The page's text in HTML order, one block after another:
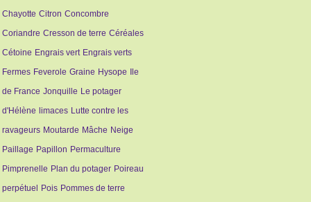
Chayotte Citron Concombre
Coriandre Cresson de terre Céréales
Cétoine Engrais vert Engrais verts
Fermes Feverole Graine Hysope
Ile
de France Jonquille Le potager
d'Hélène limaces Lutte contre les
ravageurs Moutarde Mâche Neige
Paillage Papillon Permaculture
Pimprenelle Plan du potager Poireau
perpétuel
Pois Pommes de terre